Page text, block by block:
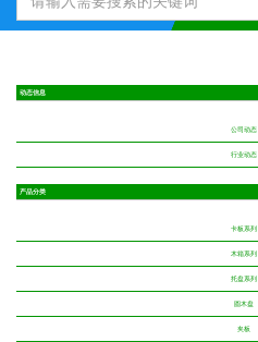
动态信息
公司动态
行业动态
产品分类
卡板系列
木箱系列
托盘系列
圆木盘
夹板